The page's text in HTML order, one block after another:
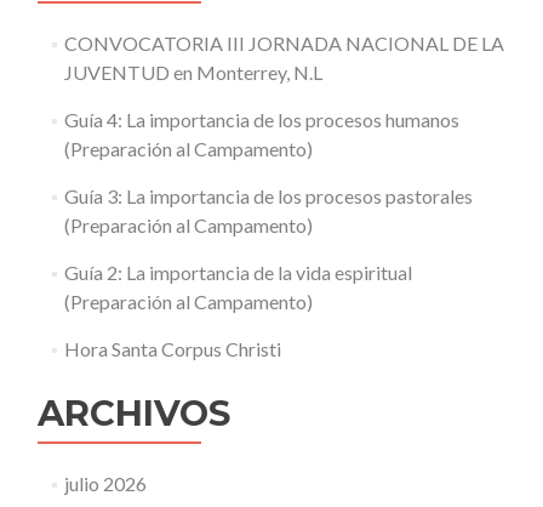
CONVOCATORIA III JORNADA NACIONAL DE LA
JUVENTUD en Monterrey, N.L
Guía 4: La importancia de los procesos humanos
(Preparación al Campamento)
Guía 3: La importancia de los procesos pastorales
(Preparación al Campamento)
Guía 2: La importancia de la vida espiritual
(Preparación al Campamento)
Hora Santa Corpus Christi
ARCHIVOS
julio 2026